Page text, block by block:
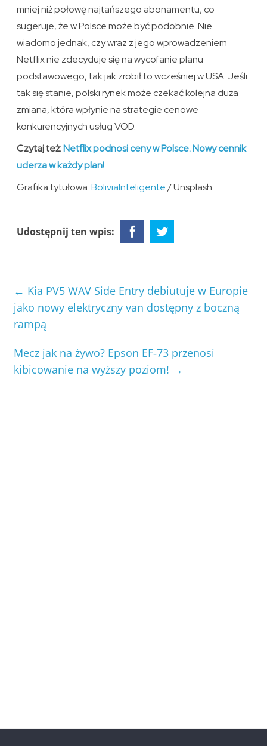
mniej niż połowę najtańszego abonamentu, co
sugeruje, że w Polsce może być podobnie. Nie
wiadomo jednak, czy wraz z jego wprowadzeniem
Netflix nie zdecyduje się na wycofanie planu
podstawowego, tak jak zrobił to wcześniej w USA. Jeśli
tak się stanie, polski rynek może czekać kolejna duża
zmiana, która wpłynie na strategie cenowe
konkurencyjnych usług VOD.
Czytaj też:Netflix podnosi ceny w Polsce. Nowy cennik
uderza w każdy plan!
Grafika tytułowa:BoliviaInteligente/ Unsplash
Udostępnij ten wpis:
← Kia PV5 WAV Side Entry debiutuje w Europie
jako nowy elektryczny van dostępny z boczną
rampą
Mecz jak na żywo? Epson EF‑73 przenosi
kibicowanie na wyższy poziom! →